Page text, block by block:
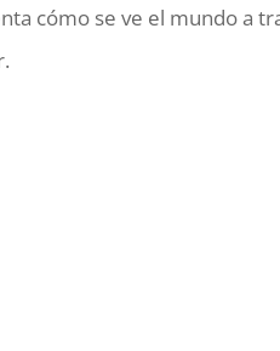
cómo se ve el mundo a